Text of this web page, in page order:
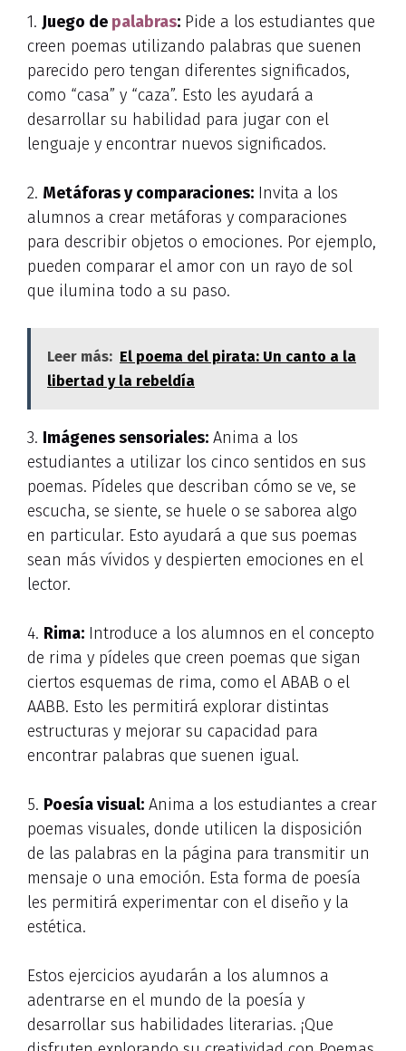
1. Juego de palabras: Pide a los estudiantes que
creen poemas utilizando palabras que suenen
parecido pero tengan diferentes significados,
como “casa” y “caza”. Esto les ayudará a
desarrollar su habilidad para jugar con el
lenguaje y encontrar nuevos significados.
2. Metáforas y comparaciones: Invita a los
alumnos a crear metáforas y comparaciones
para describir objetos o emociones. Por ejemplo,
pueden comparar el amor con un rayo de sol
que ilumina todo a su paso.
Leer más: El poema del pirata: Un canto a la
libertad y la rebeldía
3. Imágenes sensoriales: Anima a los
estudiantes a utilizar los cinco sentidos en sus
poemas. Pídeles que describan cómo se ve, se
escucha, se siente, se huele o se saborea algo
en particular. Esto ayudará a que sus poemas
sean más vívidos y despierten emociones en el
lector.
4. Rima: Introduce a los alumnos en el concepto
de rima y pídeles que creen poemas que sigan
ciertos esquemas de rima, como el ABAB o el
AABB. Esto les permitirá explorar distintas
estructuras y mejorar su capacidad para
encontrar palabras que suenen igual.
5. Poesía visual: Anima a los estudiantes a crear
poemas visuales, donde utilicen la disposición
de las palabras en la página para transmitir un
mensaje o una emoción. Esta forma de poesía
les permitirá experimentar con el diseño y la
estética.
Estos ejercicios ayudarán a los alumnos a
adentrarse en el mundo de la poesía y
desarrollar sus habilidades literarias. ¡Que